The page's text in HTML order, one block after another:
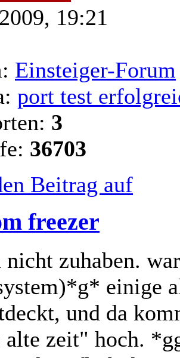
19:21
Einsteiger-Forum
port test
3
36703
Beitrag auf
freezer
zuhaben.
einige
und da
alte zeit" hoch.